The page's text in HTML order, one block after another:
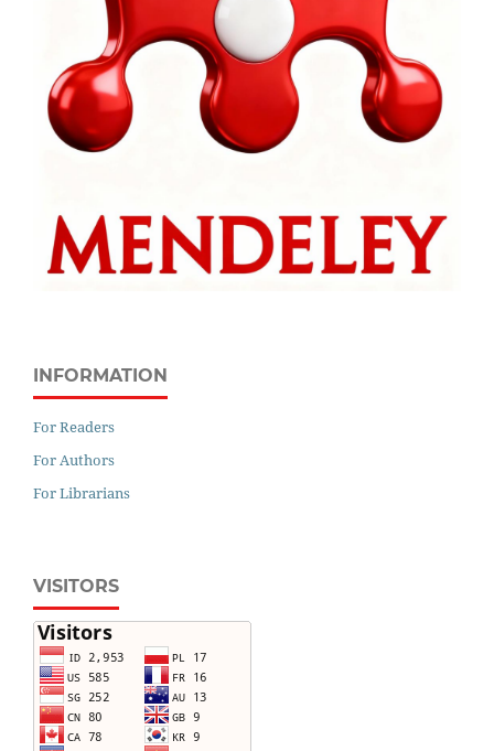
INFORMATION
For Readers
For Authors
For Librarians
VISITORS